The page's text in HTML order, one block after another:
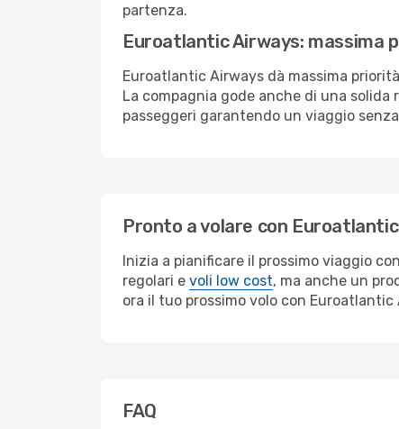
partenza.
Euroatlantic Airways: massima
Euroatlantic Airways dà massima
La compagnia gode anche di una
passeggeri garantendo un viaggio
Pronto a volare con
Inizia a pianificare il prossimo viaggio
regolari e voli low cost, ma anche un
ora il tuo prossimo volo con Euroatlantic
FAQ